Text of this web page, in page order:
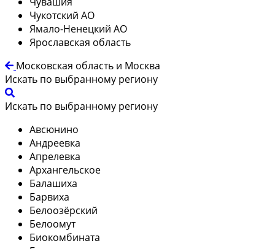
Чукотский АО
Ямало-Ненецкий АО
Ярославская область
Московская область и Москва
Искать по выбранному региону
Искать по выбранному региону
Авсюнино
Андреевка
Апрелевка
Архангельское
Балашиха
Барвиха
Белоозёрский
Белоомут
Биокомбината